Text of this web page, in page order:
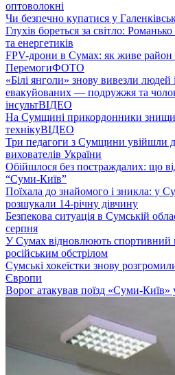
оптоволокні
Чи безпечно купатися у
Глухів бореться за світло:
та енергетиків
FPV-дрони в Сумах: як живе район
ПеремогиФОТО
«Білі янголи» знову вивезли людей
евакуйованих — подружжя та
інсультВІДЕО
На Сумщині прикордонники
технікуВІДЕО
Три педагоги з Сумщини увійшли
вихователів України
Обійшлося без постраждалих: що
“Суми-Київ”
Поїхала до знайомого і зникла: у
розшукали 14-річну дівчину
Безпекова ситуація в Сумській
серпня
У Сумах відновлюють
російським обстрілом
Сумські хокеїстки знову
Європи
Ворог атакував поїзд «Суми-Київ»